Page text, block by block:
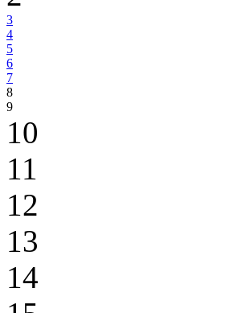
3
4
5
6
7
8
9
10
11
12
13
14